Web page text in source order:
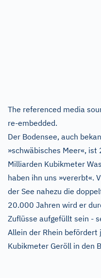
The referenced media
re-embedded.
Der Bodensee, auch
»schwäbisches Meer«,
Milliarden Kubikmeter
haben ihn uns »vererbt«.
der See nahezu die
20.000 Jahren wird er
Zuflüsse aufgefüllt sein -
Allein der Rhein
Kubikmeter Geröll in den